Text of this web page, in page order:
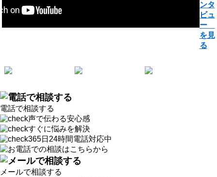
ンタ
ビュ
ー
を見
る
電話で相談する
声で伝わる安心感
すぐに悩みを解決
365日24時間電話対応中
メールで相談する